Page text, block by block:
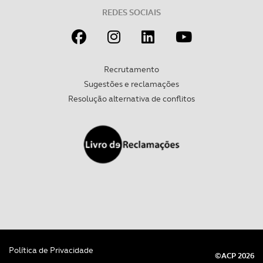
REDES SOCIAIS
Recrutamento
Sugestões e reclamações
Resolução alternativa de conflitos
Política de Privacidade
©ACP 2026